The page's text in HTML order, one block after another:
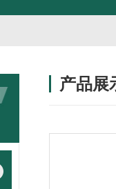
产品展